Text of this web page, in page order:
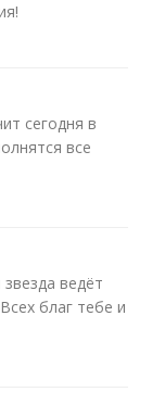
сегодня в
все
ведёт
благ тебе и